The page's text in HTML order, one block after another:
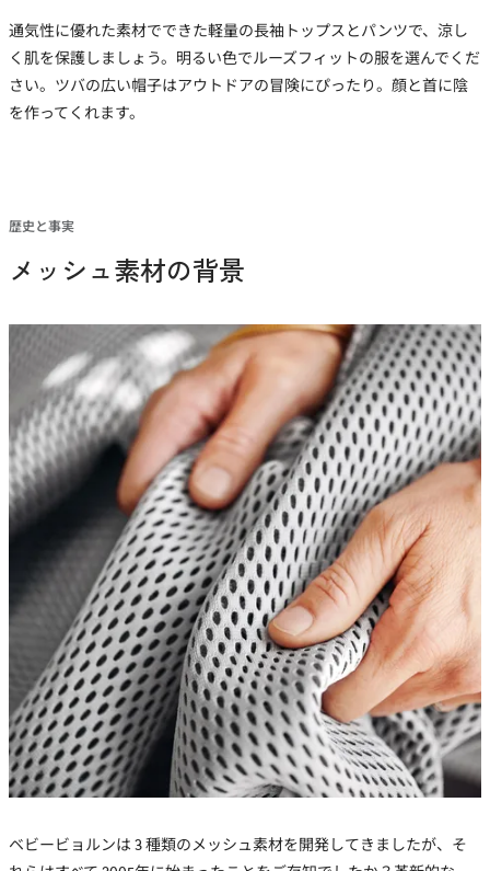
通気性に優れた素材でできた軽量の長袖トップスとパンツで、涼し
く肌を保護しましょう。明るい色でルーズフィットの服を選んでくだ
さい。ツバの広い帽子はアウトドアの冒険にぴったり。顔と首に陰
を作ってくれます。
歴史と事実
メッシュ素材の背景
ベビービョルンは 3 種類のメッシュ素材を開発してきましたが、そ